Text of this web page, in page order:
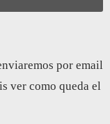
por email
ver como queda el